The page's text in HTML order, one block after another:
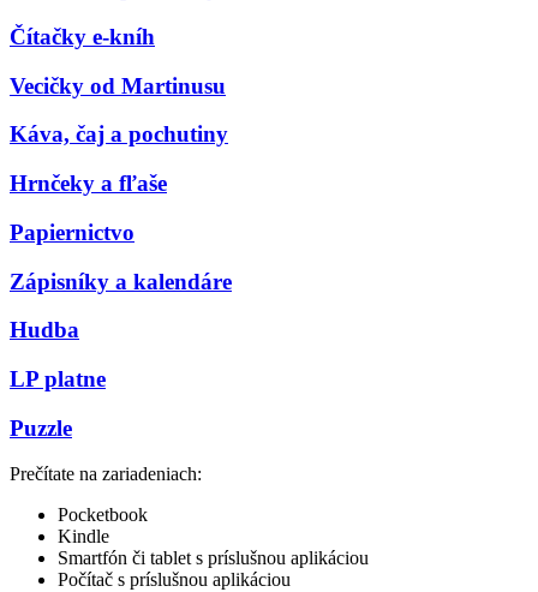
Čítačky e-kníh
Vecičky od Martinusu
Káva, čaj a pochutiny
Hrnčeky a fľaše
Papiernictvo
Zápisníky a kalendáre
Hudba
LP platne
Puzzle
Prečítate na zariadeniach:
Pocketbook
Kindle
Smartfón či tablet s príslušnou aplikáciou
Počítač s príslušnou aplikáciou